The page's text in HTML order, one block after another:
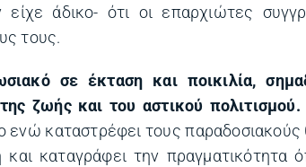
είχε άδικο- ότι οι επαρχιώτες
τους.
σε έκταση και ποικιλία,
ζωής και του αστικού πολιτισμού.
ενώ καταστρέφει τους
καταγράφει την πραγματικότητα